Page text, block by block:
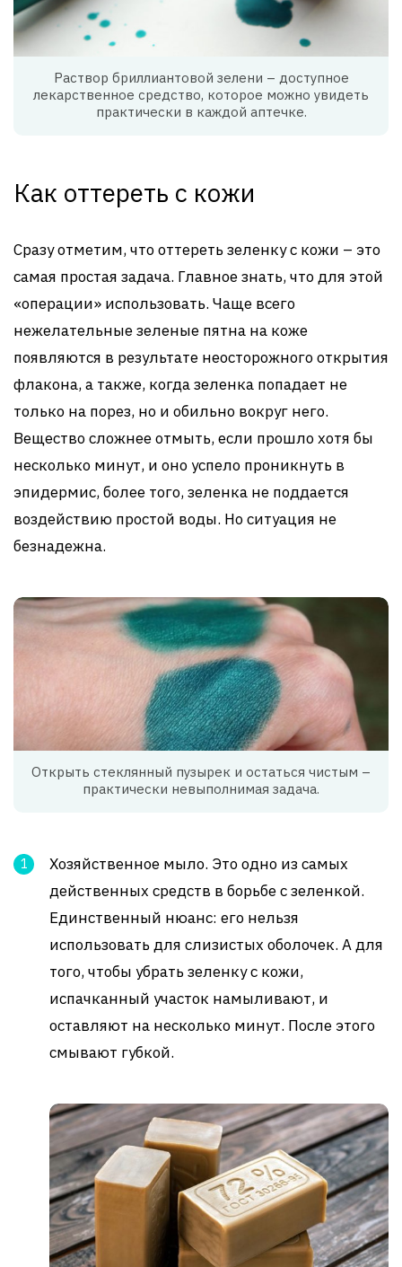
Раствор бриллиантовой зелени – доступное
лекарственное средство, которое можно увидеть
практически в каждой аптечке.
Как оттереть с кожи
Сразу отметим, что оттереть зеленку с кожи – это
самая простая задача. Главное знать, что для этой
«операции» использовать. Чаще всего
нежелательные зеленые пятна на коже
появляются в результате неосторожного открытия
флакона, а также, когда зеленка попадает не
только на порез, но и обильно вокруг него.
Вещество сложнее отмыть, если прошло хотя бы
несколько минут, и оно успело проникнуть в
эпидермис, более того, зеленка не поддается
воздействию простой воды. Но ситуация не
безнадежна.
Открыть стеклянный пузырек и остаться чистым –
практически невыполнимая задача.
Хозяйственное мыло. Это одно из самых
действенных средств в борьбе с зеленкой.
Единственный нюанс: его нельзя
использовать для слизистых оболочек. А для
того, чтобы убрать зеленку с кожи,
испачканный участок намыливают, и
оставляют на несколько минут. После этого
смывают губкой.